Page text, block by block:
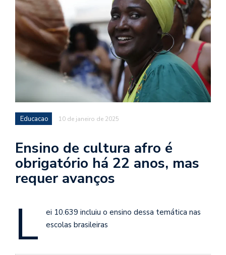
Educacao 10 de janeiro de 2025
Ensino de cultura afro é
obrigatório há 22 anos, mas
requer avanços
L
ei 10.639 incluiu o ensino dessa temática nas
escolas brasileiras